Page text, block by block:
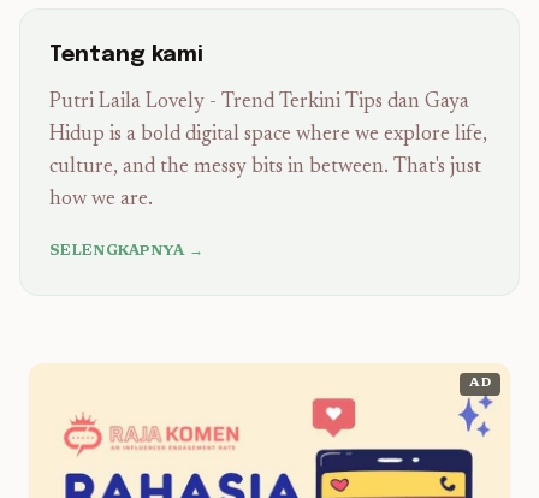
Tentang kami
Putri Laila Lovely - Trend Terkini Tips dan Gaya
Hidup is a bold digital space where we explore life,
culture, and the messy bits in between. That's just
how we are.
SELENGKAPNYA →
AD